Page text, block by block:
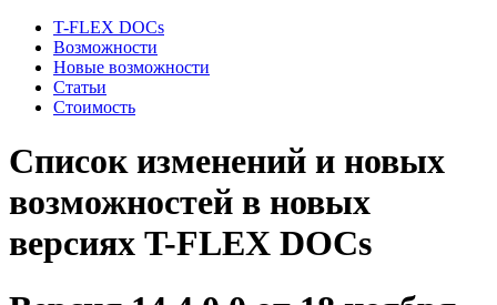
T-FLEX DOCs
Возможности
Новые возможности
Статьи
Стоимость
Список изменений и новых
возможностей в новых
версиях T-FLEX DOCs